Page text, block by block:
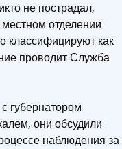
не пострадал,
отделении
классифицируют как
проводит Служба
губернатором
они обсудили
наблюдения за